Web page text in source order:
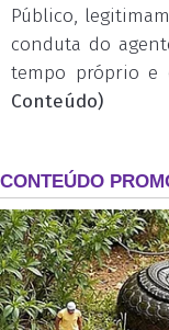
Público,
conduta do
tempo próprio e
Conteúdo)